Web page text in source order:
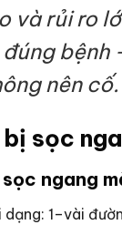
và rủi ro
bệnh
nên cố.
bị sọc
ngang
dạng: 1–vài